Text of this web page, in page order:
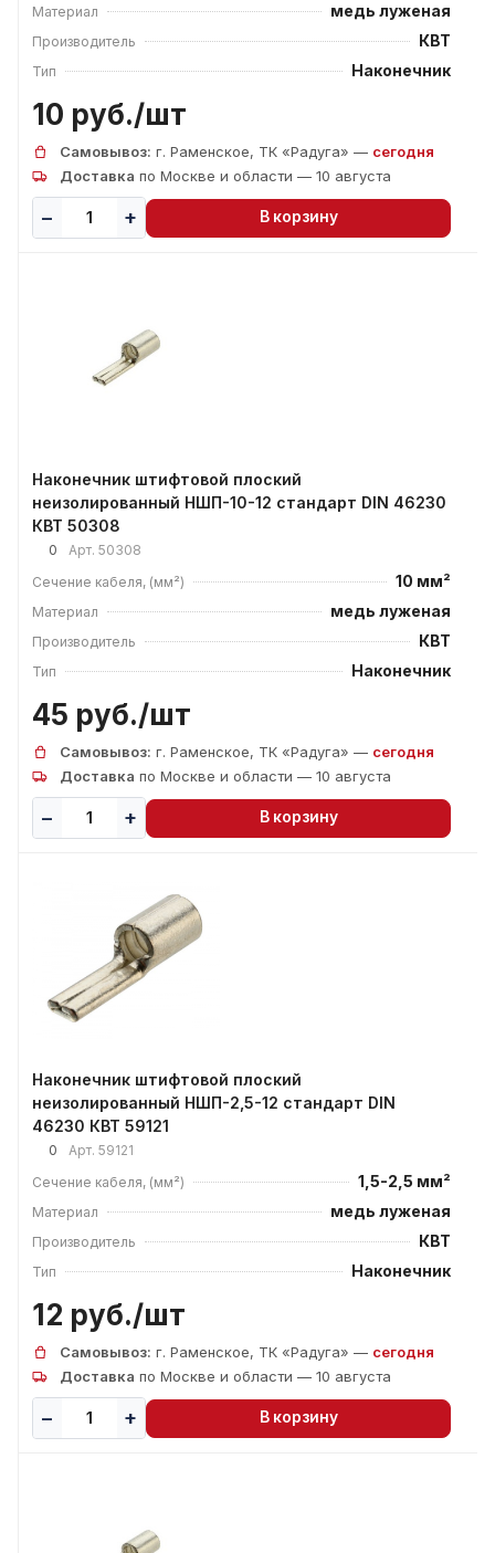
Материал медь луженая
Производитель КВТ
Тип Наконечник
10 руб./шт
Самовывоз: г. Раменское, ТК «Радуга» — сегодня
Доставка по Москве и области — 10 августа
В корзину
Наконечник штифтовой плоский
неизолированный НШП-10-12 стандарт DIN 46230
КВТ 50308
0 Арт. 50308
Сечение кабеля, (мм²)
10 мм²
Материал медь луженая
Производитель КВТ
Тип Наконечник
45 руб./шт
Самовывоз: г. Раменское, ТК «Радуга» — сегодня
Доставка по Москве и области — 10 августа
В корзину
Наконечник штифтовой плоский
неизолированный НШП-2,5-12 стандарт DIN
46230 КВТ 59121
0 Арт. 59121
Сечение кабеля, (мм²)
1,5-2,5 мм²
Материал медь луженая
Производитель КВТ
Тип Наконечник
12 руб./шт
Самовывоз: г. Раменское, ТК «Радуга» — сегодня
Доставка по Москве и области — 10 августа
В корзину